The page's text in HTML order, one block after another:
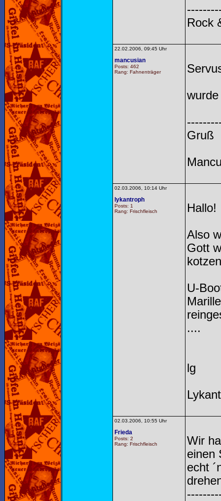
Rock
22.02.2006, 09:45 Uhr
mancusian
Posts: 462
Rang: Fahnenträger
Gruß
02.03.2006, 10:14 Uhr
lykantroph
Posts: 1
Rang: Frischfleisch
Hallo!
Also
Gott
U-
....
lg
02.03.2006, 10:55 Uhr
Frieda
Posts: 2
Rang: Frischfleisch
Wir
einen
echt